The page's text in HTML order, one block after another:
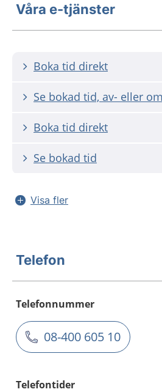
Våra e-tjänster
Boka tid direkt
Se bokad tid, av- eller
Boka tid direkt
Se bokad tid
Visa fler
Telefon
Telefonnummer
08-400 605 10
Telefontider